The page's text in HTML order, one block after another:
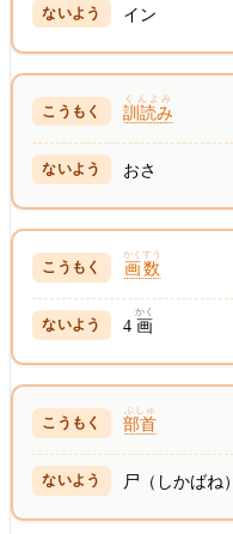
イン
訓読み
くんよみ
おさ
画数
かくすう
4 画
かく
部首
ぶしゅ
尸（しかばね）